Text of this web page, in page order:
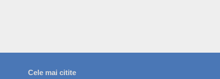
Cele mai citite